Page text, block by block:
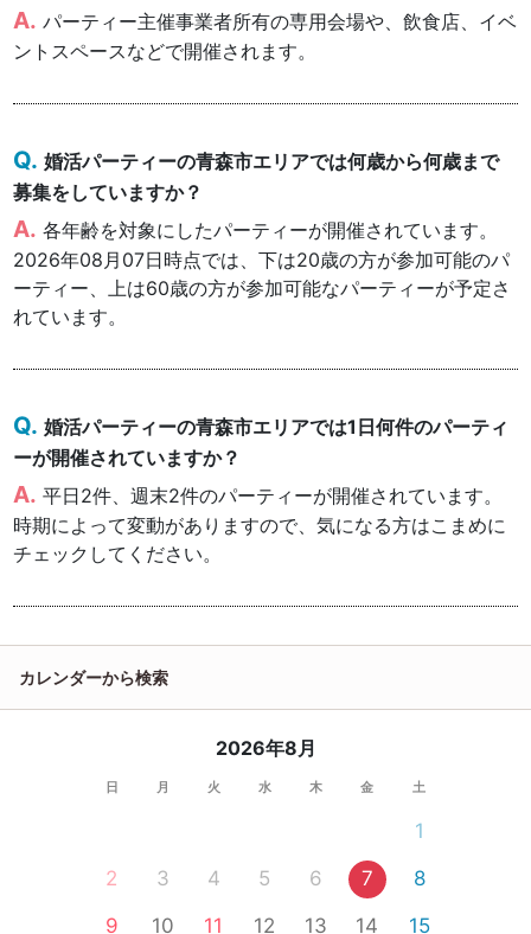
パーティー主催事業者所有の専用会場や、飲食店、イベ
ントスペースなどで開催されます。
婚活パーティーの青森市エリアでは何歳から何歳まで
募集をしていますか？
各年齢を対象にしたパーティーが開催されています。
2026年08月07日時点では、下は20歳の方が参加可能のパ
ーティー、上は60歳の方が参加可能なパーティーが予定さ
れています。
婚活パーティーの青森市エリアでは1日何件のパーティ
ーが開催されていますか？
平日2件、週末2件のパーティーが開催されています。
時期によって変動がありますので、気になる方はこまめに
チェックしてください。
カレンダーから検索
2026年8月
日 月 火 水 木 金 土
1
2
3 4 5 6 7
8
9
10 11 12 13 14
15